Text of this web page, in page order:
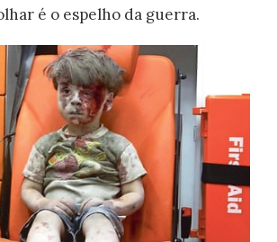
é o espelho da guerra.